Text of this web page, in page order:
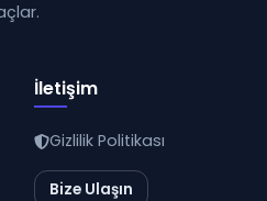
İletişim
Gizlilik Politikası
Bize Ulaşın